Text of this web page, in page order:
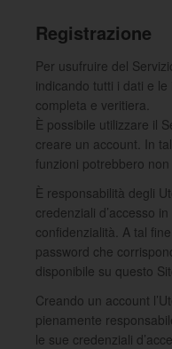
Registrazione
Per usufruire del
indicando tutti i dati e
completa e veritiera.
È possibile utilizzare il
creare un account. In
funzioni potrebbero
È responsabilità degli
credenziali d’accesso
confidenzialità. A tal
password che
disponibile su questo
Creando un account
pienamente
le sue credenziali